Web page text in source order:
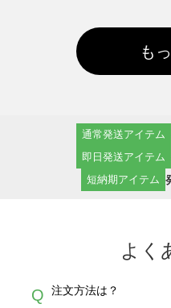
も
通常発送アイテム
即日発送アイテム
短納期アイテム
よく
Q 注文方法は？